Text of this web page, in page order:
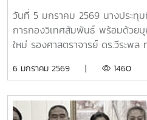
วันที่ 5 มกราคม 2569 นางประ
การกองวิเทศสัมพันธ์ พร้อมด้วยบุ
ใหม่ รองศาสตราจารย์ ดร.วีระพล
6 มกราคม 2569 | 1460